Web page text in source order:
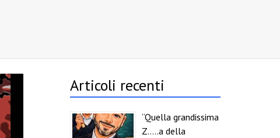
Articoli recenti
“Quella grandissima
Z…..a della